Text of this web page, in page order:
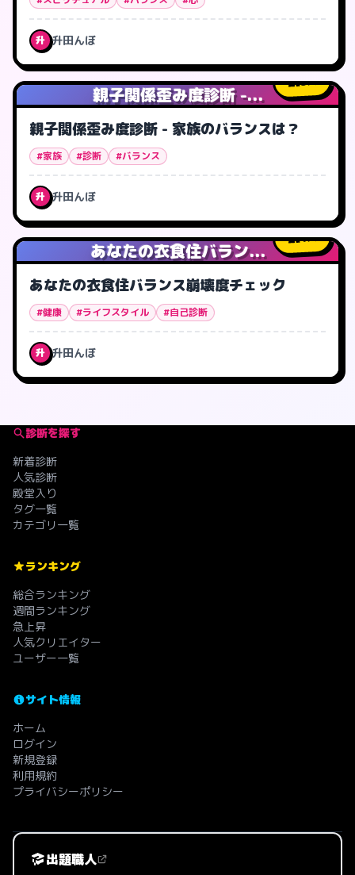
升 升田んぼ
親子関係歪み度診断 -...
3人
親子関係歪み度診断 - 家族のバランスは？
#家族 #診断 #バランス
升 升田んぼ
あなたの衣食住バラン...
1人
あなたの衣食住バランス崩壊度チェック
#健康 #ライフスタイル #自己診断
升 升田んぼ
診断を探す
新着診断
人気診断
殿堂入り
タグ一覧
カテゴリ一覧
ランキング
総合ランキング
週間ランキング
急上昇
人気クリエイター
ユーザー一覧
サイト情報
ホーム
ログイン
新規登録
利用規約
プライバシーポリシー
出題職人